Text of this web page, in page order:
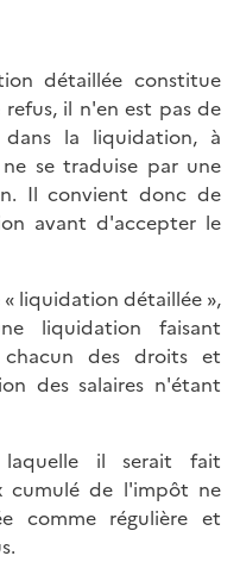
détaillée constitue
il n'en est pas de
la liquidation, à
se traduise par une
Il convient donc de
avant d'accepter le
« liquidation détaillée »,
liquidation faisant
chacun des droits et
des salaires n'étant
il serait fait
cumulé de l'impôt ne
comme régulière et